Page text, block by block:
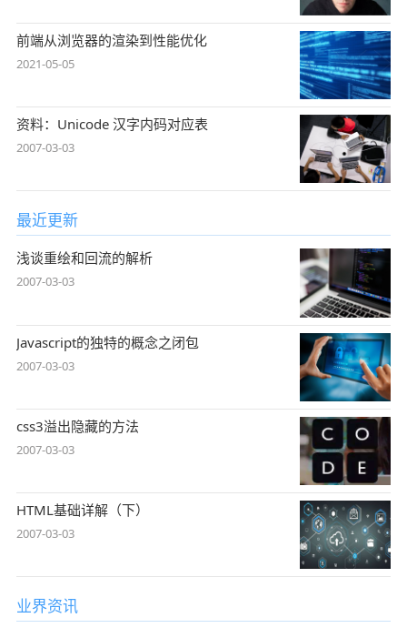
前端从浏览器的渲染到性能优化
2021-05-05
资料：Unicode 汉字内码对应表
2007-03-03
最近更新
浅谈重绘和回流的解析
2007-03-03
Javascript的独特的概念之闭包
2007-03-03
css3溢出隐藏的方法
2007-03-03
HTML基础详解（下）
2007-03-03
业界资讯